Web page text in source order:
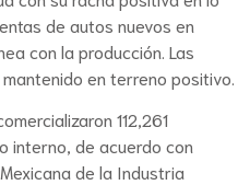
de autos nuevos en
con la producción. Las
en terreno positivo.
112,261
interno, de acuerdo con
de la Industria